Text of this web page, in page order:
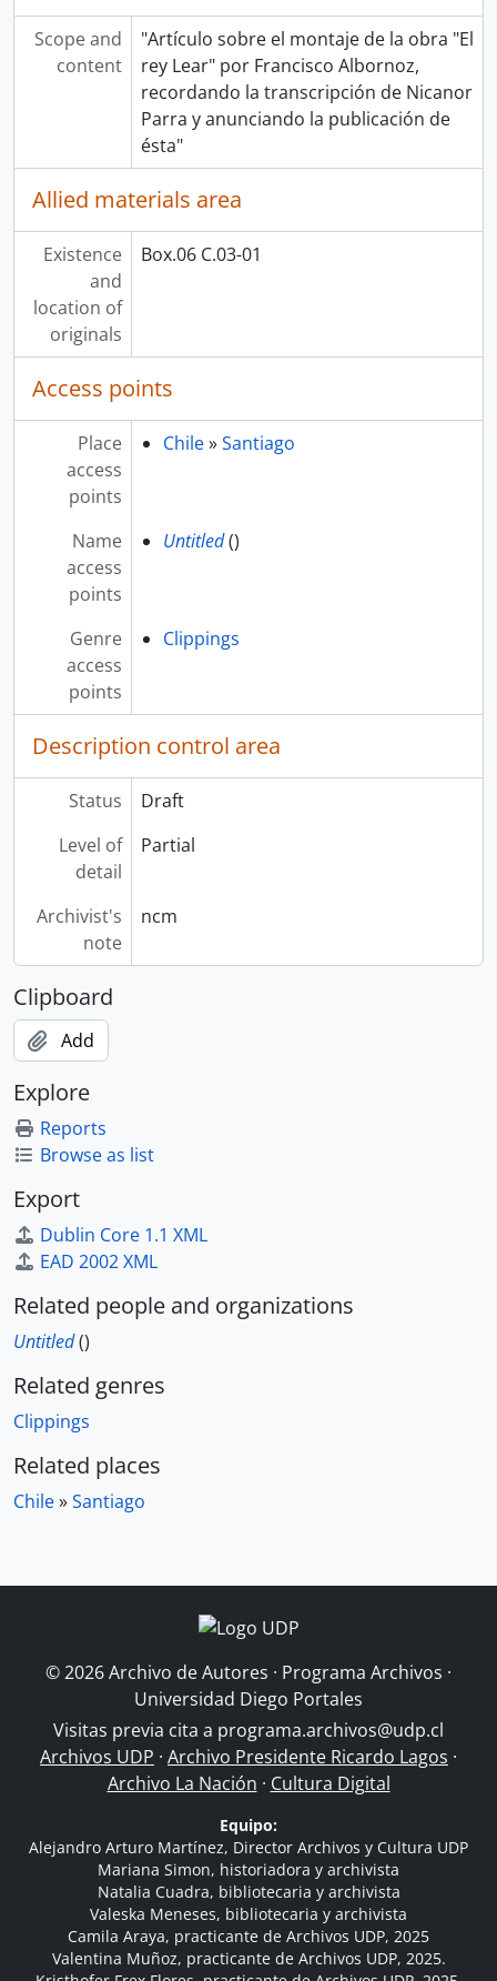
Scope and
content
"Artículo sobre el montaje de la obra "El
rey Lear" por Francisco Albornoz,
recordando la transcripción de Nicanor
Parra y anunciando la publicación de
ésta"
Allied materials area
Existence
and
location of
originals
Box.06 C.03-01
Access points
Place
access
points
Chile»Santiago
Name
access
points
Untitled ()
Genre
access
points
Clippings
Description control area
Status
Draft
Level of
detail
Partial
Archivist's
note
ncm
Clipboard
Add
Explore
Reports
Browse as list
Export
Dublin Core 1.1 XML
EAD 2002 XML
Related people and organizations
Untitled()
Related genres
Clippings
Related places
Chile»Santiago
© 2026 Archivo de Autores · Programa Archivos ·
Universidad Diego Portales
Visitas previa cita a programa.archivos@udp.cl
Archivos UDP · Archivo Presidente Ricardo Lagos ·
Archivo La Nación · Cultura Digital
Equipo:
Alejandro Arturo Martínez, Director Archivos y Cultura UDP
Mariana Simon, historiadora y archivista
Natalia Cuadra, bibliotecaria y archivista
Valeska Meneses, bibliotecaria y archivista
Camila Araya, practicante de Archivos UDP, 2025
Valentina Muñoz, practicante de Archivos UDP, 2025.